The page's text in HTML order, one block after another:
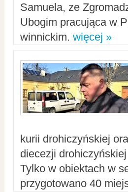
Samuela, ze
Ubogim pracująca w
winnickim. więcej »
kurii drohiczyńskiej
diecezji
Tylko w obiektach w
przygotowano 40